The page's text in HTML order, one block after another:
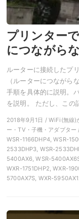
プリンター
につながら
ルーターに接続したプ
（ルーターにつながら
手順を具体的に説明。
を説明。 ただし、こ
2018年9月1日 / WiFi(無線)
ー・TV・子機・アダプター
WSR-1166DHP4, WSR-
2533DHP3, WSR-
5400AX6, WSR-
WXR-1751DHP2, WXR-
5700AX7S, WXR-